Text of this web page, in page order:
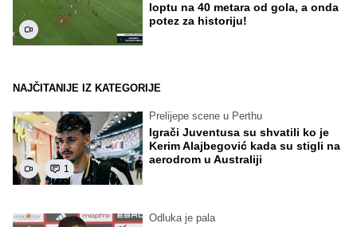
loptu na 40 metara od gola, a onda
potez za historiju!
NAJČITANIJE IZ KATEGORIJE
1
Prelijepe scene u Perthu
Igrači Juventusa su shvatili ko je
Kerim Alajbegović kada su stigli na
aerodrom u Australiji
Odluka je pala